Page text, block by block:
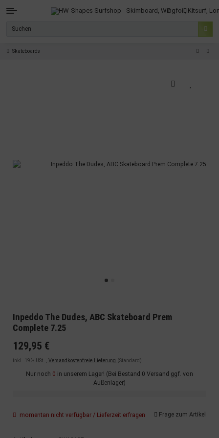
Skateboards
Inpeddo The Dudes, ABC Skateboard Prem
Complete 7.25
129,95 €
inkl. 19% USt. , Versandkostenfreie Lieferung (Standard)
Nur noch 0 in unserem Lager! (Bei Bestand 0 Versand ggf. von
Außenlager)
momentan nicht verfügbar / Lieferzeit erfragen Frage zum Artikel